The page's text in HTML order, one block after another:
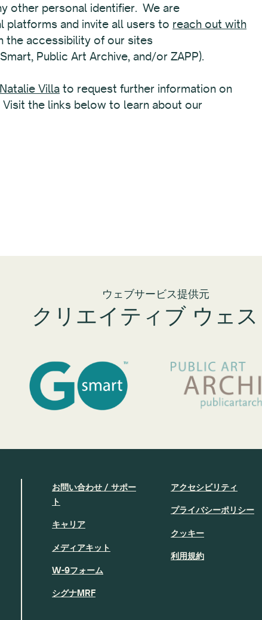
other personal identifier. We are
platforms and invite all users to reach out with
the accessibility of our sites
Public Art Archive, and/or ZAPP).
Villa to request further information on
the links below to learn about our
ウェブサービス提供元
クリエイティブ ウェス
お問い合わせ / サポー
ト
キャリア
メディアキット
W-9フォーム
シグナMRF
アクセシビリティ
プライバシーポリシー
クッキー
利用規約